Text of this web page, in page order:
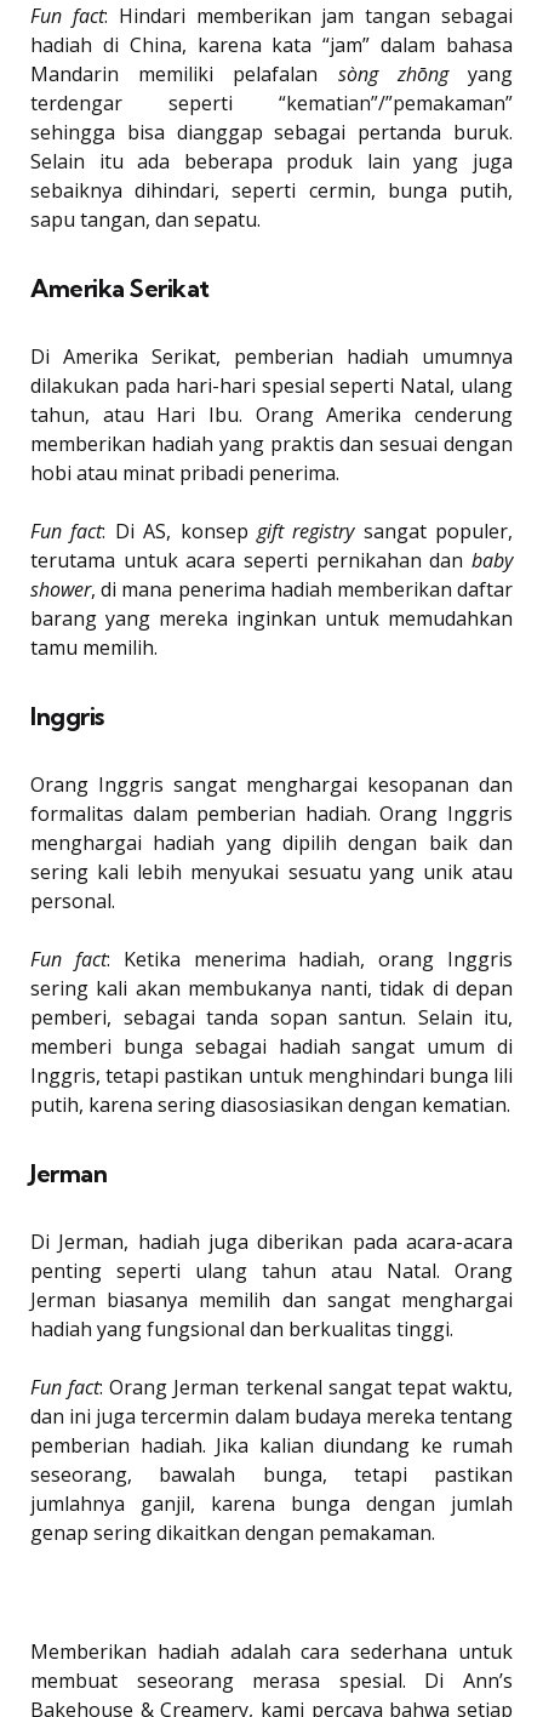
Fun fact: Hindari memberikan jam tangan sebagai
hadiah di China, karena kata “jam” dalam bahasa
Mandarin memiliki pelafalan sòng zhōngyang
terdengar seperti “kematian”/”pemakaman”
sehingga bisa dianggap sebagai pertanda buruk.
Selain itu ada beberapa produk lain yang juga
sebaiknya dihindari, seperti cermin, bunga putih,
sapu tangan, dan sepatu.
Amerika Serikat
Di Amerika Serikat, pemberian hadiah umumnya
dilakukan pada hari-hari spesial seperti Natal, ulang
tahun, atau Hari Ibu. Orang Amerika cenderung
memberikan hadiah yang praktis dan sesuai dengan
hobi atau minat pribadi penerima.
Fun fact: Di AS, konsep gift registrysangat populer,
terutama untuk acara seperti pernikahan dan baby
shower, di mana penerima hadiah memberikan daftar
barang yang mereka inginkan untuk memudahkan
tamu memilih.
Inggris
Orang Inggris sangat menghargai kesopanan dan
formalitas dalam pemberian hadiah. Orang Inggris
menghargai hadiah yang dipilih dengan baik dan
sering kali lebih menyukai sesuatu yang unik atau
personal.
Fun fact: Ketika menerima hadiah, orang Inggris
sering kali akan membukanya nanti, tidak di depan
pemberi, sebagai tanda sopan santun. Selain itu,
memberi bunga sebagai hadiah sangat umum di
Inggris, tetapi pastikan untuk menghindari bunga lili
putih, karena sering diasosiasikan dengan kematian.
Jerman
Di Jerman, hadiah juga diberikan pada acara-acara
penting seperti ulang tahun atau Natal. Orang
Jerman biasanya memilih dan sangat menghargai
hadiah yang fungsional dan berkualitas tinggi.
Fun fact: Orang Jerman terkenal sangat tepat waktu,
dan ini juga tercermin dalam budaya mereka tentang
pemberian hadiah. Jika kalian diundang ke rumah
seseorang, bawalah bunga, tetapi pastikan
jumlahnya ganjil, karena bunga dengan jumlah
genap sering dikaitkan dengan pemakaman.
Memberikan hadiah adalah cara sederhana untuk
membuat seseorang merasa spesial. Di Ann’s
Bakehouse & Creamery, kami percaya bahwa setiap